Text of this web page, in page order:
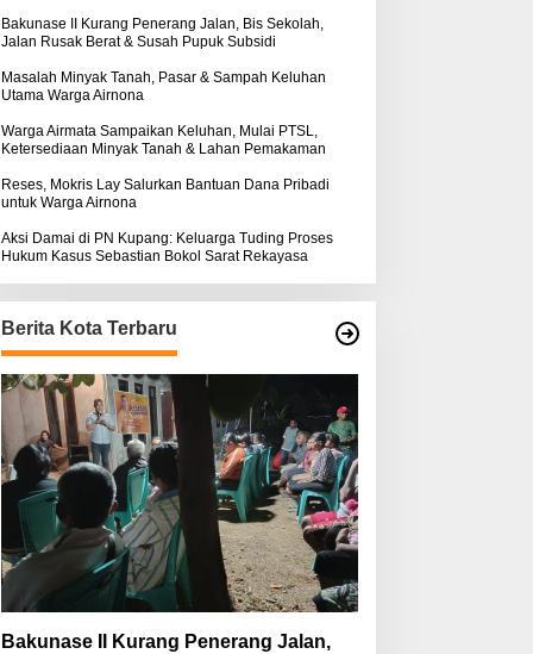
Kasus Sebastian
Sarat Rekayasa
Baik, Dua pihak Saling
Lapor
:Bakunase II Kurang Penerang Jalan, Bis Sekolah,
Jalan Rusak Berat & Susah Pupuk Subsidi
Masalah Minyak Tanah, Pasar & Sampah Keluhan
Utama Warga Airnona
Warga Airmata Sampaikan Keluhan, Mulai PTSL,
Ketersediaan Minyak Tanah & Lahan Pemakaman
Reses, Mokris Lay Salurkan Bantuan Dana Pribadi
untuk Warga Airnona
Aksi Damai di PN Kupang: Keluarga Tuding Proses
Hukum Kasus Sebastian Bokol Sarat Rekayasa
Berita Kota Terbaru
Bakunase II Kurang Penerang Jalan,